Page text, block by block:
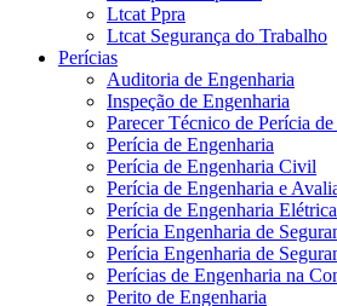
Ltcat Ppra
Ltcat Segurança do Trabalho
Perícias
Auditoria de Engenharia
Inspeção de Engenharia
Parecer Técnico de Perícia
Perícia de Engenharia
Perícia de Engenharia Civil
Perícia de Engenharia e
Perícia de Engenharia Elétrica
Perícia Engenharia de
Perícia Engenharia de
Perícias de Engenharia na
Perito de Engenharia